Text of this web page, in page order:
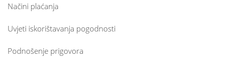
Načini plaćanja
Uvjeti iskorištavanja pogodnosti
Podnošenje prigovora